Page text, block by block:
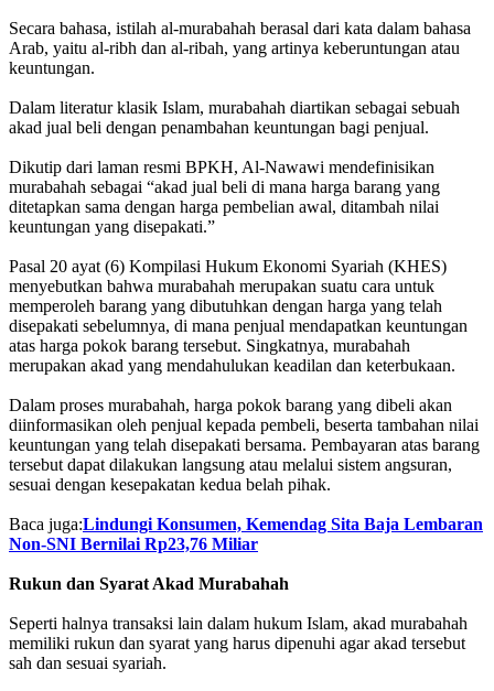
Secara bahasa, istilah al-murabahah berasal dari kata dalam bahasa
Arab, yaitu al-ribh dan al-ribah, yang artinya keberuntungan atau
keuntungan.
Dalam literatur klasik Islam, murabahah diartikan sebagai sebuah
akad jual beli dengan penambahan keuntungan bagi penjual.
Dikutip dari laman resmi BPKH, Al-Nawawi mendefinisikan
murabahah sebagai “akad jual beli di mana harga barang yang
ditetapkan sama dengan harga pembelian awal, ditambah nilai
keuntungan yang disepakati.”
Pasal 20 ayat (6) Kompilasi Hukum Ekonomi Syariah (KHES)
menyebutkan bahwa murabahah merupakan suatu cara untuk
memperoleh barang yang dibutuhkan dengan harga yang telah
disepakati sebelumnya, di mana penjual mendapatkan keuntungan
atas harga pokok barang tersebut. Singkatnya, murabahah
merupakan akad yang mendahulukan keadilan dan keterbukaan.
Dalam proses murabahah, harga pokok barang yang dibeli akan
diinformasikan oleh penjual kepada pembeli, beserta tambahan nilai
keuntungan yang telah disepakati bersama. Pembayaran atas barang
tersebut dapat dilakukan langsung atau melalui sistem angsuran,
sesuai dengan kesepakatan kedua belah pihak.
Baca juga:Lindungi Konsumen, Kemendag Sita Baja Lembaran
Non-SNI Bernilai Rp23,76 Miliar
Rukun dan Syarat Akad Murabahah
Seperti halnya transaksi lain dalam hukum Islam, akad murabahah
memiliki rukun dan syarat yang harus dipenuhi agar akad tersebut
sah dan sesuai syariah.